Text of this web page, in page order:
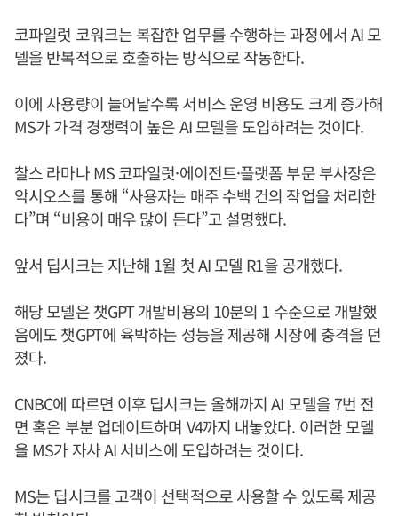
코파일럿 코워크는 복잡한 업무를 수행하는 과정에서 AI 모
델을 반복적으로 호출하는 방식으로 작동한다.
이에 사용량이 늘어날수록 서비스 운영 비용도 크게 증가해
MS가 가격 경쟁력이 높은 AI 모델을 도입하려는 것이다.
찰스 라마나 MS 코파일럿·에이전트·플랫폼 부문 부사장은
악시오스를 통해 “사용자는 매주 수백 건의 작업을 처리한
다”며 “비용이 매우 많이 든다”고 설명했다.
앞서 딥시크는 지난해 1월 첫 AI 모델 R1을 공개했다.
해당 모델은 챗GPT 개발비용의 10분의 1 수준으로 개발했
음에도 챗GPT에 육박하는 성능을 제공해 시장에 충격을 던
졌다.
CNBC에 따르면 이후 딥시크는 올해까지 AI 모델을 7번 전
면 혹은 부분 업데이트하며 V4까지 내놓았다. 이러한 모델
을 MS가 자사 AI 서비스에 도입하려는 것이다.
MS는 딥시크를 고객이 선택적으로 사용할 수 있도록 제공